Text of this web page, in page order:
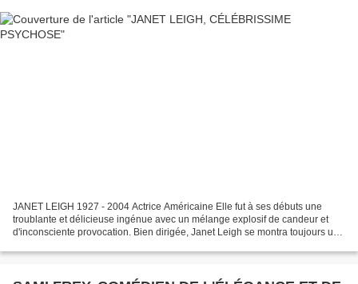
JANET LEIGH 1927 - 2004 Actrice Américaine Elle fut à ses débuts une
troublante et délicieuse ingénue avec un mélange explosif de candeur et
d'inconsciente provocation. Bien dirigée, Janet Leigh se montra toujours une